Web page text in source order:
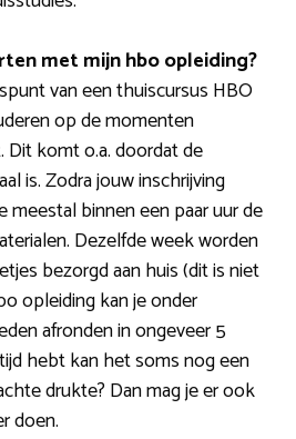
met mijn hbo opleiding?
van een thuiscursus HBO
op de momenten
Dit komt o.a. doordat de
is. Zodra jouw inschrijving
meestal binnen een paar uur de
Dezelfde week worden
bezorgd aan huis (dit is niet
opleiding kan je onder
afronden in ongeveer 5
hebt kan het soms nog een
drukte? Dan mag je er ook
doen.